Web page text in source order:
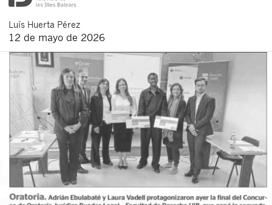
Luís Huerta Pérez
12 de mayo de 2026